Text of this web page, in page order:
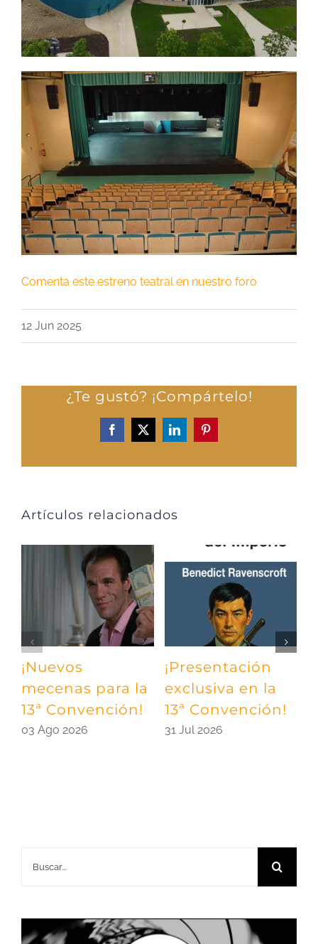
Comenta este estreno teatral en nuestro foro
12 Jun 2025
¿Te gustó? ¡Compártelo!
Facebook
X LinkedInPinterest
Artículos relacionados
¡Nuevos
mecenas para la
13ª Convención!
03 Ago 2026
¡Presentación
exclusiva en la
13ª Convención!
31 Jul 2026